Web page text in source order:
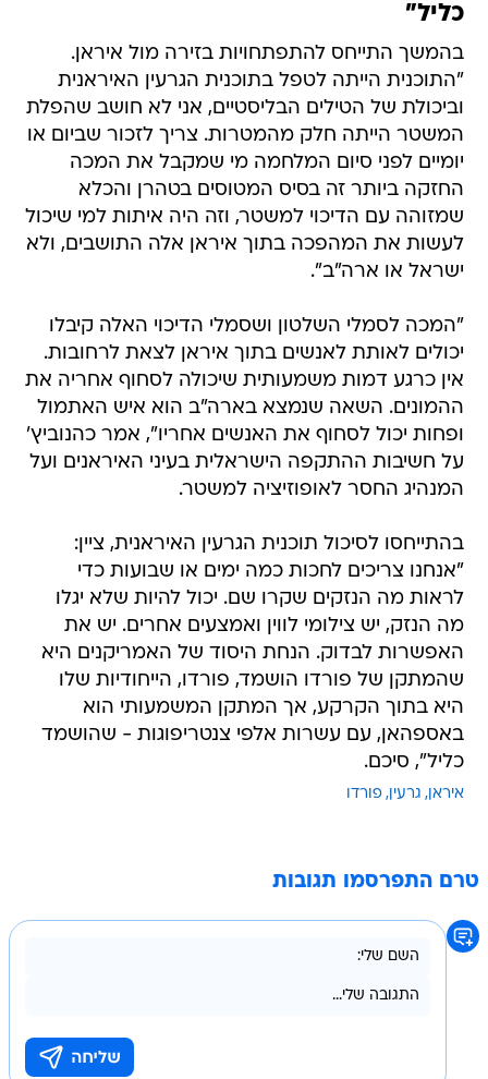
כליל"
בהמשך התייחס להתפתחויות בזירה מול איראן.
"התוכנית הייתה לטפל בתוכנית הגרעין האיראנית
וביכולת של הטילים הבליסטיים, אני לא חושב שהפלת
המשטר הייתה חלק מהמטרות. צריך לזכור שביום או
יומיים לפני סיום המלחמה מי שמקבל את המכה
החזקה ביותר זה בסיס המטוסים בטהרן והכלא
שמזוהה עם הדיכוי למשטר, וזה היה איתות למי שיכול
לעשות את המהפכה בתוך איראן אלה התושבים, ולא
ישראל או ארה"ב".
"המכה לסמלי השלטון ושסמלי הדיכוי האלה קיבלו
יכולים לאותת לאנשים בתוך איראן לצאת לרחובות.
אין כרגע דמות משמעותית שיכולה לסחוף אחריה את
ההמונים. השאה שנמצא בארה"ב הוא איש האתמול
ופחות יכול לסחוף את האנשים אחריו", אמר כהנוביץ'
על חשיבות ההתקפה הישראלית בעיני האיראנים ועל
המנהיג החסר לאופוזיציה למשטר.
בהתייחסו לסיכול תוכנית הגרעין האיראנית, ציין:
"אנחנו צריכים לחכות כמה ימים או שבועות כדי
לראות מה הנזקים שקרו שם. יכול להיות שלא יגלו
מה הנזק, יש צילומי לווין ואמצעים אחרים. יש את
האפשרות לבדוק. הנחת היסוד של האמריקנים היא
שהמתקן של פורדו הושמד, פורדו, הייחודיות שלו
היא בתוך הקרקע, אך המתקן המשמעותי הוא
באספהאן, עם עשרות אלפי צנטריפוגות - שהושמד
כליל", סיכם.
איראן גרעין פורדו
טרם התפרסמו תגובות